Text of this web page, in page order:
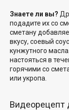
Знаете ли вы?
подадите их со
сметану
вкусу, соевый
кунжутного
настояться в
горячими со
или укропа.
Видеорецепт